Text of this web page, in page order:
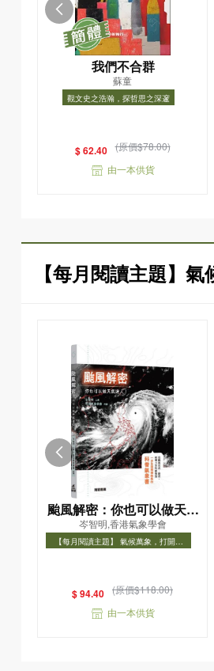
我們不合群
蘇童
觀文史之浩瀚，探哲思之深邃
$ 62.40 (原價$78.00)
由一本供貨
【每月閱讀主題】
颱風解密：你也可以做天氣
達人！
岑智明,香港氣象學會
【每月閱讀主題】 氣候萬象，打開氣
$ 94.40 (原價$118.00)
由一本供貨